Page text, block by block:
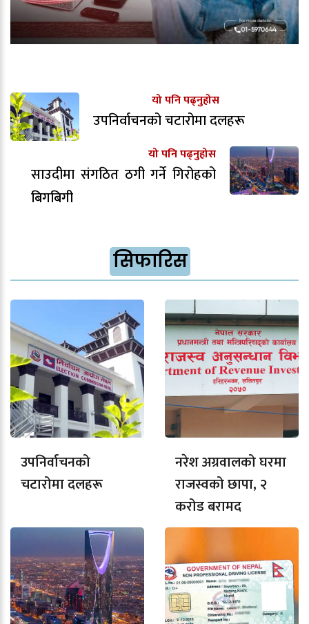
यो पनि पढ्नुहोस
उपनिर्वाचनको चटारोमा दलहरू
यो पनि पढ्नुहोस
साउदीमा संगठित ठगी गर्ने गिरोहको
बिगबिगी
सिफारिस
उपनिर्वाचनको
चटारोमा दलहरू
नरेश अग्रवालको घरमा
राजस्वको छापा, २
करोड बरामद